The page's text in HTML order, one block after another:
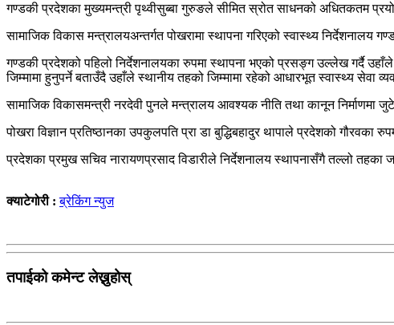
गण्डकी प्रदेशका मुख्यमन्त्री पृथ्वीसुब्बा गुरुङले सीमित स्रोत साधनको अधितकतम
सामाजिक विकास मन्त्रालयअन्तर्गत पोखरामा स्थापना गरिएको स्वास्थ्य निर्देशनालय
गण्डकी प्रदेशको पहिलो निर्देशनालयका रुपमा स्थापना भएको प्रसङ्ग उल्लेख गर्दै
जिम्मामा हुनुपर्ने बताउँदै उहाँले स्थानीय तहको जिम्मामा रहेको आधारभूत स्वास्थ्य सेवा
सामाजिक विकासमन्त्री नरदेवी पुनले मन्त्रालय आवश्यक नीति तथा कानून निर्माणमा
पोखरा विज्ञान प्रतिष्ठानका उपकुलपति प्रा डा बुद्धिबहादुर थापाले प्रदेशको
प्रदेशका प्रमुख सचिव नारायणप्रसाद विडारीले निर्देशनालय स्थापनासँगै तल्लो तहका
क्याटेगोरी :ब्रेकिंग न्युज
तपाईको कमेन्ट लेख्नुहोस्